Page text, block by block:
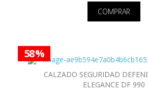
COMPRAR
58 %
CALZADO SEGURIDAD
ELEGANCE DF 990